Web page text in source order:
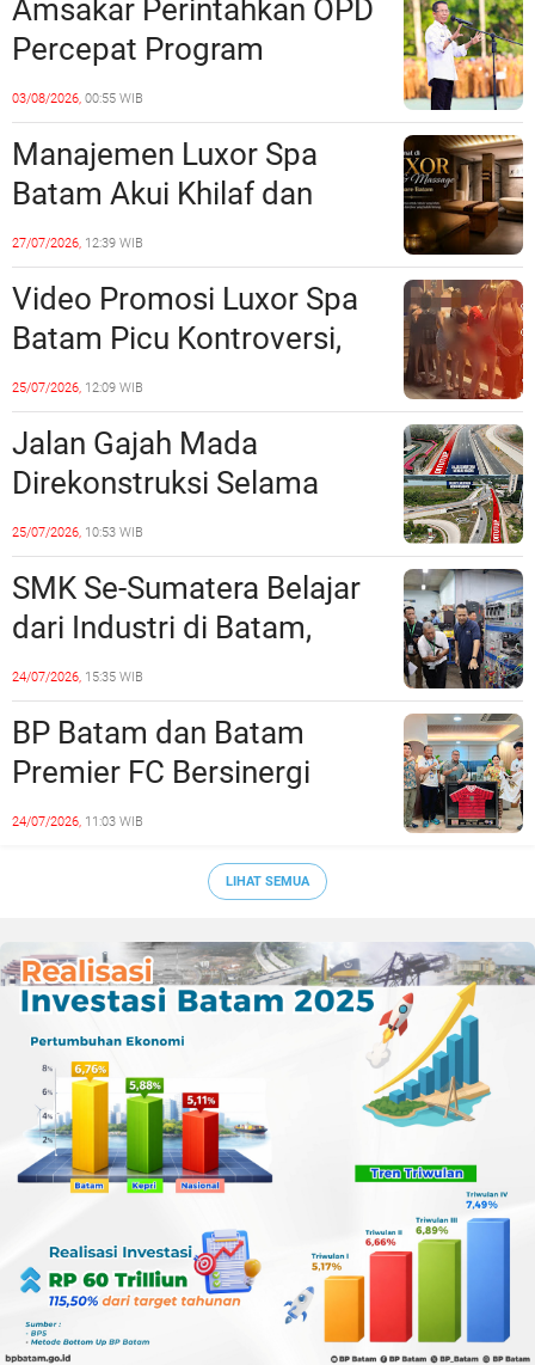
Amsakar Perintahkan OPD
Percepat Program
Prioritas, Targetkan
Realisasi Pembangunan
Lampaui 50 Persen
03/08/2026, 00:55 WIB
Manajemen Luxor Spa
Batam Akui Khilaf dan
Minta Maaf, Konten
Langsung Di-Takedown
27/07/2026, 12:39 WIB
Video Promosi Luxor Spa
Batam Picu Kontroversi,
Dinilai Bermuatan Sensual
25/07/2026, 12:09 WIB
Jalan Gajah Mada
Direkonstruksi Selama
Empat Minggu, Ini Skema
Rekayasa Lalu Lintasnya
25/07/2026, 10:53 WIB
SMK Se-Sumatera Belajar
dari Industri di Batam,
Siapkan Lulusan Siap Kerja
Era Digital
24/07/2026, 15:35 WIB
BP Batam dan Batam
Premier FC Bersinergi
Cetak Generasi Emas
24/07/2026, 11:03 WIB
LIHAT SEMUA